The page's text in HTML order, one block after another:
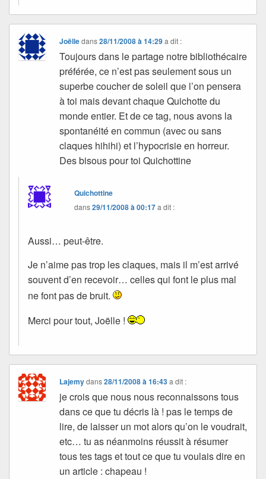
Joëlledans28/11/2008 à 14:29 a dit :
Toujours dans le partage notre bibliothécaire
préférée, ce n’est pas seulement sous un
superbe coucher de soleil que l’on pensera
à toi mais devant chaque Quichotte du
monde entier. Et de ce tag, nous avons la
spontanéité en commun (avec ou sans
claques hihihi) et l’hypocrisie en horreur.
Des bisous pour toi Quichottine
Quichottine
dans29/11/2008 à 00:17a dit :
Aussi… peut-être.
Je n’aime pas trop les claques, mais il m’est arrivé
souvent d’en recevoir… celles qui font le plus mal
ne font pas de bruit.
Merci pour tout, Joëlle !
Lajemydans28/11/2008 à 16:43 a dit :
je crois que nous nous reconnaissons tous
dans ce que tu décris là ! pas le temps de
lire, de laisser un mot alors qu’on le voudrait,
etc… tu as néanmoins réussit à résumer
tous tes tags et tout ce que tu voulais dire en
un article : chapeau !